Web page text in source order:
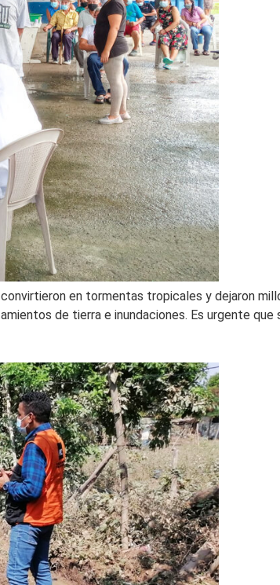
en tormentas tropicales y dejaron
de tierra e inundaciones. Es urgente que